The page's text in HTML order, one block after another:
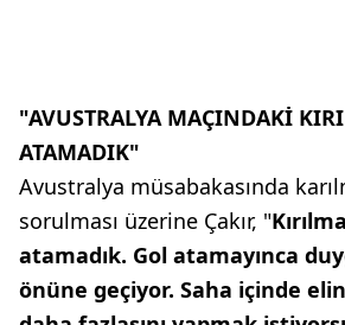
"AVUSTRALYA MAÇINDAKİ
ATAMADIK"
Avustralya müsabakasında
sorulması üzerine Çakır, "
atamadık. Gol atamayınca
önüne geçiyor. Saha içinde